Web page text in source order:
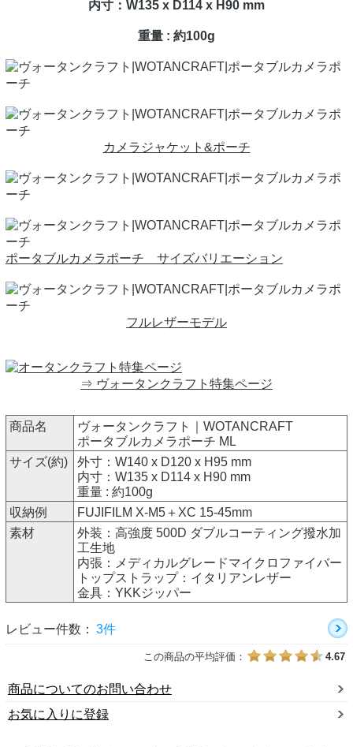
内寸：W135 x D114 x H90 mm
重量 : 約100g
カメラジャケット&ポーチ
ポータブルカメラポーチ サイズバリエーション
フルレザーモデル
⇒ ヴォータンクラフト特集ページ
商品名
ヴォータンクラフト｜WOTANCRAFT
ポータブルカメラポーチ ML
サイズ(約)
外寸：W140 x D120 x H95 mm
内寸：W135 x D114 x H90 mm
重量 : 約100g
収納例
FUJIFILM X-M5＋XC 15-45mm
素材
外装：高強度 500D ダブルコーティング撥水加
工生地
内張：メディカルグレードマイクロファイバー
トップストラップ：イタリアンレザー
金具：YKKジッパー
レビュー件数： 3件
この商品の平均評価： 4.67
商品についてのお問い合わせ
お気に入りに登録